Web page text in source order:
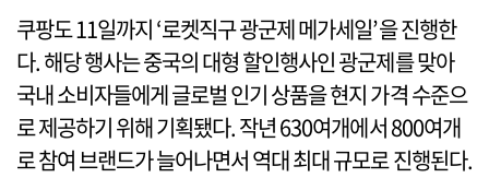
쿠팡도 11일까지 ‘로켓직구 광군제 메가세일’을 진행한
다. 해당 행사는 중국의 대형 할인행사인 광군제를 맞아
국내 소비자들에게 글로벌 인기 상품을 현지 가격 수준으
로 제공하기 위해 기획됐다. 작년 630여개에서 800여개
로 참여 브랜드가 늘어나면서 역대 최대 규모로 진행된다.